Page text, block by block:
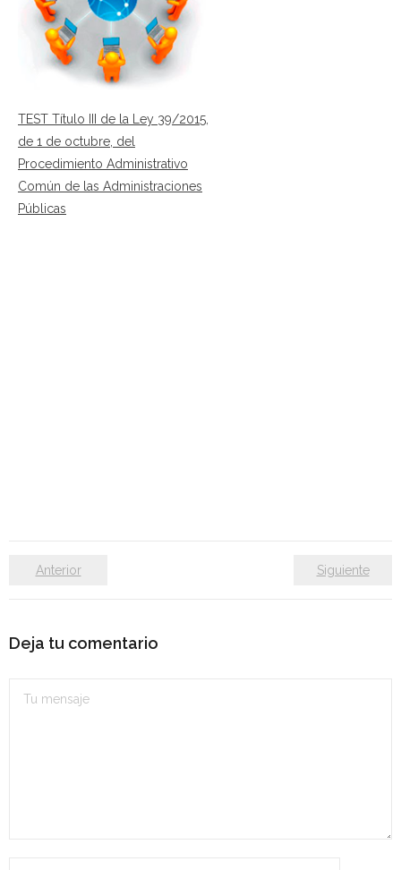
TEST Título III de la Ley 39/2015,
de 1 de octubre, del
Procedimiento Administrativo
Común de las Administraciones
Públicas
Anterior Siguiente
Deja tu comentario